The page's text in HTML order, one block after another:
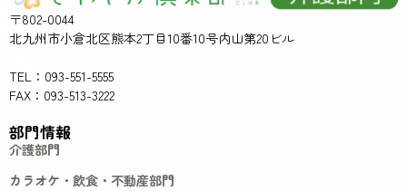
〒802-0044
北九州市小倉北区熊本2丁目10番10号内山第20ビル
TEL：093-551-5555
FAX：093-513-3222
部門情報
介護部門
カラオケ・飲食・不動産部門